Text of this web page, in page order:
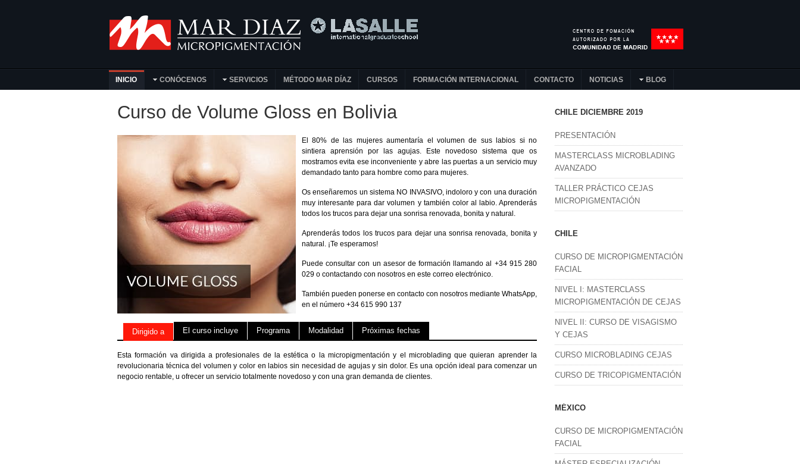
INICIO CONÓCENOS SERVICIOS MÉTODO MAR DÍAZ CURSOS FORMACIÓN INTERNACIONAL CONTACTO NOTICIAS BLOG
Curso de Volume Gloss en Bolivia
El 80% de las mujeres aumentaría el volumen de sus labios si no
sintiera aprensión por las agujas. Este novedoso sistema que os
mostramos evita ese inconveniente y abre las puertas a un servicio muy
demandado tanto para hombre como para mujeres.
Os enseñaremos un sistema NO INVASIVO, indoloro y con una duración
muy interesante para dar volumen y también color al labio. Aprenderás
todos los trucos para dejar una sonrisa renovada, bonita y natural.
Aprenderás todos los trucos para dejar una sonrisa renovada, bonita y
natural. ¡Te esperamos!
Puede consultar con un asesor de formación llamando al +34 915 280
029 o contactando con nosotros en este correo electrónico.
También pueden ponerse en contacto con nosotros mediante WhatsApp,
en el número +34 615 990 137
Dirigido a El curso incluye Programa Modalidad Próximas fechas
Esta formación va dirigida a profesionales de la estética o la micropigmentación y el microblading que quieran aprender la
revolucionaria técnica del volumen y color en labios sin necesidad de agujas y sin dolor. Es una opción ideal para comenzar un
negocio rentable, u ofrecer un servicio totalmente novedoso y con una gran demanda de clientes.
CHILE DICIEMBRE 2019
PRESENTACIÓN
MASTERCLASS MICROBLADING
AVANZADO
TALLER PRÁCTICO CEJAS
MICROPIGMENTACIÓN
CHILE
CURSO DE MICROPIGMENTACIÓN
FACIAL
NIVEL I: MASTERCLASS
MICROPIGMENTACIÓN DE CEJAS
NIVEL II: CURSO DE VISAGISMO
Y CEJAS
CURSO MICROBLADING CEJAS
CURSO DE TRICOPIGMENTACIÓN
MÉXICO
CURSO DE MICROPIGMENTACIÓN
FACIAL